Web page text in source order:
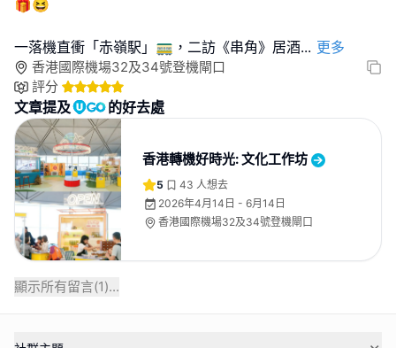
🎁😆
一落機直衝「赤嶺駅」🚃，二訪《串角》居酒... 更多
香港國際機場32及34號登機閘口
評分
文章提及 的好去處
香港轉機好時光: 文化工作坊
5 43 人想去
2026年4月14日 - 6月14日
香港國際機場32及34號登機閘口
顯示所有留言(1)...